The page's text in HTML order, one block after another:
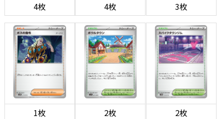
4枚 4枚 3枚
1枚 2枚 2枚